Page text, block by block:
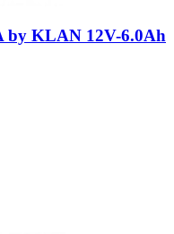
by KLAN 12V-6.0Ah